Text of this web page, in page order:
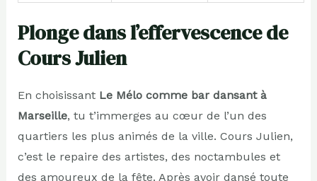
Plonge dans l’effervescence de
Cours Julien
En choisissant Le Mélo comme bar dansant à
Marseille, tu t’immerges au cœur de l’un des
quartiers les plus animés de la ville. Cours Julien,
c’est le repaire des artistes, des noctambules et
des amoureux de la fête. Après avoir dansé toute